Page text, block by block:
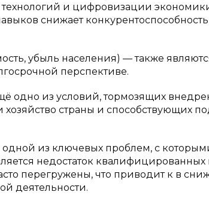
и цифровизации
снижает
убыль населения) — также
перспективе.
одно из условий, тормозящих
хозяйство страны и способствующих
из ключевых проблем, с
недостаток квалифицированных
перегружены, что приводит к в
деятельности.